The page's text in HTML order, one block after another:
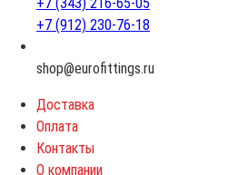
+7 (912) 230-76-18
shop@eurofittings.ru
Доставка
Оплата
Контакты
О компании